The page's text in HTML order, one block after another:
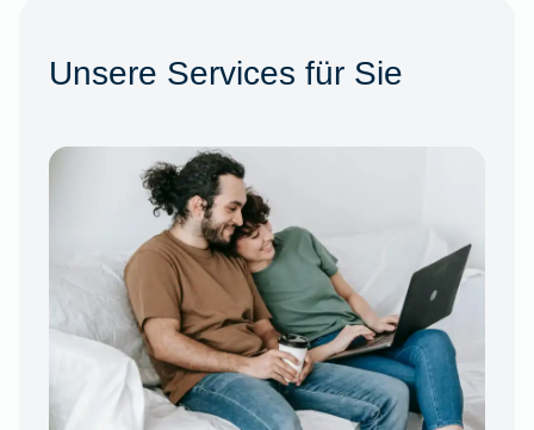
Unsere Services für Sie